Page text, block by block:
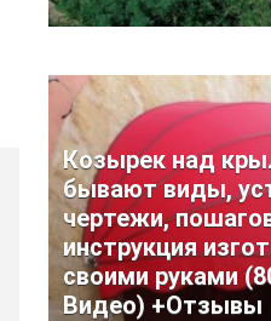
Козырек над
бывают виды,
чертежи,
инструкция
своими руками
Видео) +Отзывы